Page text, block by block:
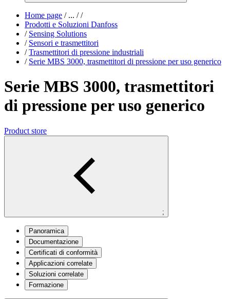
Home page /... / /
Prodotti e Soluzioni Danfoss
/ Sensing Solutions
/ Sensori e trasmettitori
/ Trasmettitori di pressione industriali
/ Serie MBS 3000, trasmettitori di pressione per uso generico
Serie MBS 3000, trasmettitori
di pressione per uso generico
Product store
;
Panoramica
Documentazione
Certificati di conformità
Applicazioni correlate
Soluzioni correlate
Formazione